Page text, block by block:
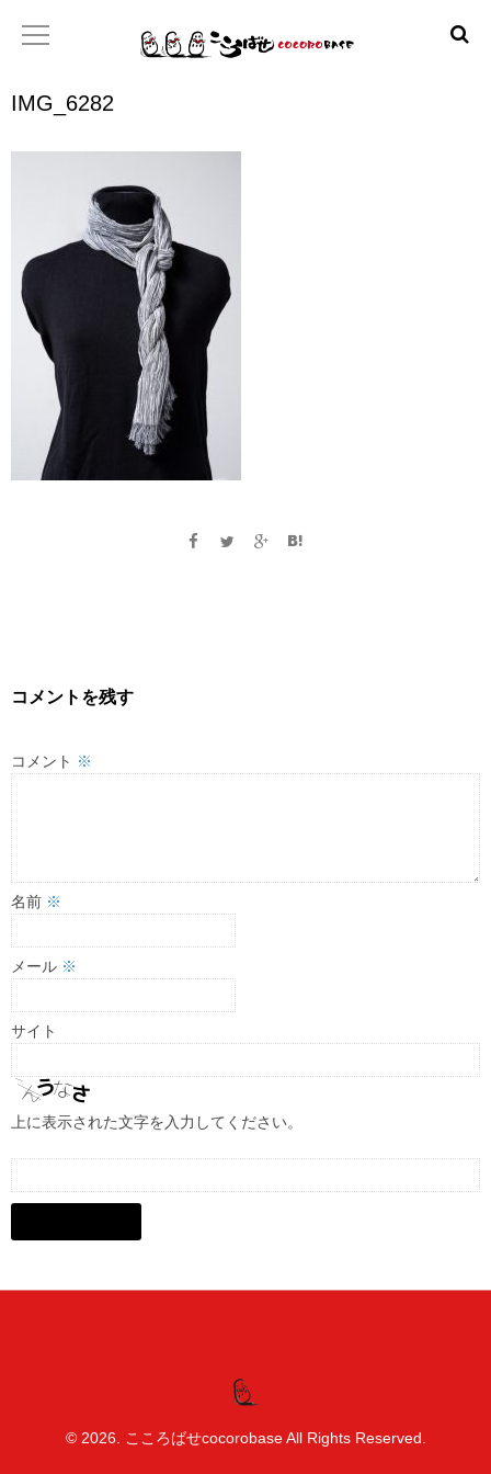
こころばせ
製品
お店
日本産協プロジェクト
といあわせ
IMG_6282
コメントを残す
コメント ※
名前 ※
メール ※
サイト
上に表示された文字を入力してください。
© 2026. こころばせcocorobase All Rights Reserved.